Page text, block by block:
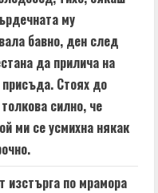
му
бавно, ден след
да прилича на
Стоях до
силно, че
ми се усмихна някак
изстърга по мрамора